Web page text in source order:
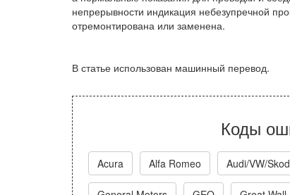
непрерывности индикация небезупречной
отремонтирована или заменена.
В статье использован машинный перевод.
Коды
Acura Alfa Romeo Audi/VW/